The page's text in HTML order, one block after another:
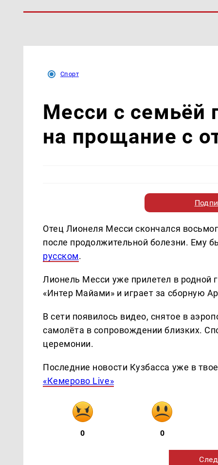
Спорт
Месси с семьёй
на прощание с
Отец Лионеля Месси скончался
после продолжительной болезни. Ему
русском.
Лионель Месси уже прилетел в родной
«Интер Майами» и играет за сборную
В сети появилось видео, снятое в
самолёта в сопровождении близких.
церемонии.
Последние новости Кузбасса уже в
«Кемерово Live»
0 0